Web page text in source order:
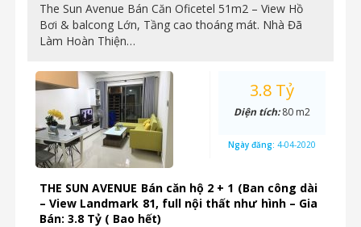
The Sun Avenue Bán Căn Oficetel 51m2 – View Hồ
Bơi & balcong Lớn, Tầng cao thoáng mát. Nhà Đã
Làm Hoàn Thiện…
THE SUN AVENUE Bán căn hộ 2 + 1 (Ban công dài
– View Landmark 81, full nội thất như hình – Gia
Bán: 3.8 Tỷ ( Bao hết)
3.8 Tỷ
Diện tích:80 m2
Ngày đăng: 4-04-2020